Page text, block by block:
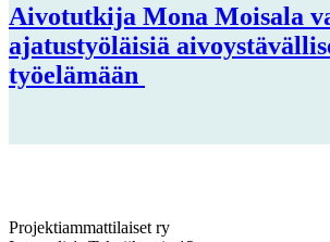
Aivotutkija Mona Moisala
ajatustyöläisiä
työelämään
Projektiammattilaiset ry